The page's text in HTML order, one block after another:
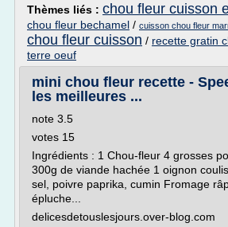
Thèmes liés : chou fleur cuisson
chou fleur bechamel / cuisson chou fleur
chou fleur cuisson / recette gratin
terre oeuf
mini chou fleur recette -
les meilleures ...
note 3.5
votes 15
Ingrédients : 1 Chou-fleur 4 grosses
300g de viande hachée 1 oignon
sel, poivre paprika, cumin Fromage
épluche...
delicesdetouslesjours.over-blog.com